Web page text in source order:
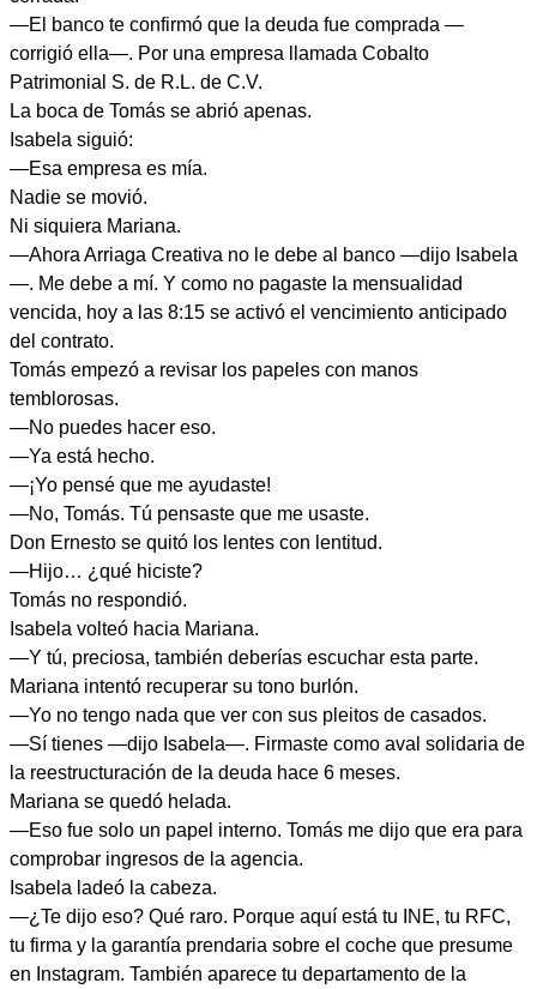
—El banco te confirmó que la deuda fue comprada —
corrigió ella—. Por una empresa llamada Cobalto
Patrimonial S. de R.L. de C.V.
La boca de Tomás se abrió apenas.
Isabela siguió:
—Esa empresa es mía.
Nadie se movió.
Ni siquiera Mariana.
—Ahora Arriaga Creativa no le debe al banco —dijo Isabela
—. Me debe a mí. Y como no pagaste la mensualidad
vencida, hoy a las 8:15 se activó el vencimiento anticipado
del contrato.
Tomás empezó a revisar los papeles con manos
temblorosas.
—No puedes hacer eso.
—Ya está hecho.
—¡Yo pensé que me ayudaste!
—No, Tomás. Tú pensaste que me usaste.
Don Ernesto se quitó los lentes con lentitud.
—Hijo… ¿qué hiciste?
Tomás no respondió.
Isabela volteó hacia Mariana.
—Y tú, preciosa, también deberías escuchar esta parte.
Mariana intentó recuperar su tono burlón.
—Yo no tengo nada que ver con sus pleitos de casados.
—Sí tienes —dijo Isabela—. Firmaste como aval solidaria de
la reestructuración de la deuda hace 6 meses.
Mariana se quedó helada.
—Eso fue solo un papel interno. Tomás me dijo que era para
comprobar ingresos de la agencia.
Isabela ladeó la cabeza.
—¿Te dijo eso? Qué raro. Porque aquí está tu INE, tu RFC,
tu firma y la garantía prendaria sobre el coche que presume
en Instagram. También aparece tu departamento de la